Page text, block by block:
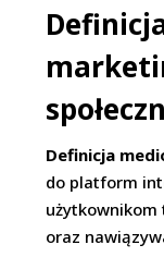
Definicja
do platform
oraz